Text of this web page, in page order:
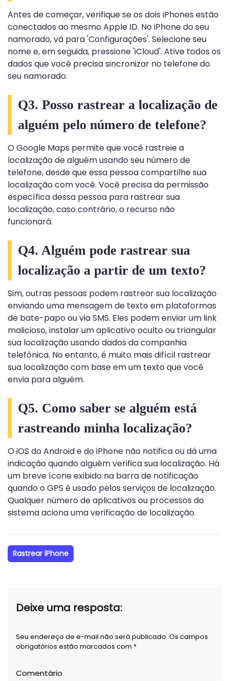
Antes de começar, verifique se os dois iPhones estão
conectados ao mesmo Apple ID. No iPhone do seu
namorado, vá para 'Configurações'. Selecione seu
nome e, em seguida, pressione 'iCloud'. Ative todos os
dados que você precisa sincronizar no telefone do
seu namorado.
Q3. Posso rastrear a localização de
alguém pelo número de telefone?
O Google Maps permite que você rastreie a
localização de alguém usando seu número de
telefone, desde que essa pessoa compartilhe sua
localização com você. Você precisa da permissão
específica dessa pessoa para rastrear sua
localização, caso contrário, o recurso não
funcionará.
Q4. Alguém pode rastrear sua
localização a partir de um texto?
Sim, outras pessoas podem rastrear sua localização
enviando uma mensagem de texto em plataformas
de bate-papo ou via SMS. Eles podem enviar um link
malicioso, instalar um aplicativo oculto ou triangular
sua localização usando dados da companhia
telefônica. No entanto, é muito mais difícil rastrear
sua localização com base em um texto que você
envia para alguém.
Q5. Como saber se alguém está
rastreando minha localização?
O iOS do Android e do iPhone não notifica ou dá uma
indicação quando alguém verifica sua localização. Há
um breve ícone exibido na barra de notificação
quando o GPS é usado pelos serviços de localização.
Qualquer número de aplicativos ou processos do
sistema aciona uma verificação de localização.
Rastrear iPhone
Deixe uma resposta:
Seu endereço de e-mail não será publicado. Os campos
obrigatórios estão marcados com *
Comentário